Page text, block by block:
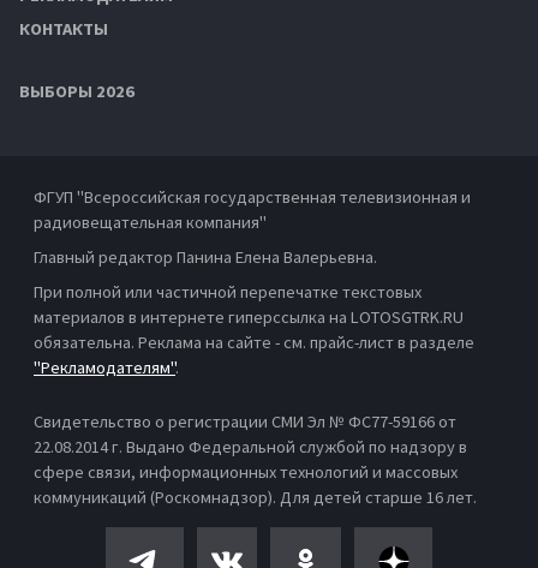
КОНТАКТЫ
ВЫБОРЫ 2026
ФГУП "Всероссийская государственная телевизионная и
радиовещательная компания"
Главный редактор Панина Елена Валерьевна.
При полной или частичной перепечатке текстовых
материалов в интернете гиперссылка на LOTOSGTRK.RU
обязательна. Реклама на сайте - см. прайс-лист в разделе
"Рекламодателям".
Свидетельство о регистрации СМИ Эл № ФС77-59166 от
22.08.2014 г. Выдано Федеральной службой по надзору в
сфере связи, информационных технологий и массовых
коммуникаций (Роскомнадзор). Для детей старше 16 лет.